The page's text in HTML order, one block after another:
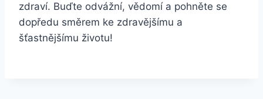
zdraví. ⁢Buďte odvážní,⁤ vědomí a pohněte se
dopředu směrem ke ‍zdravějšímu ‌a
šťastnějšímu životu!